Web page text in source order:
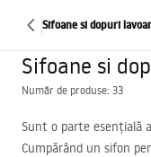
Sifoane si dopuri lavoar
Sifoane si
Număr de produse: 33
Sunt o parte esențială
Cumpărând un sifon